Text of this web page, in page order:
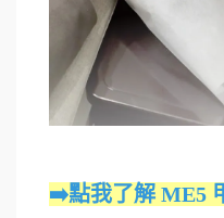
➡️點我了解 ME5